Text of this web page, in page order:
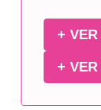
+
+